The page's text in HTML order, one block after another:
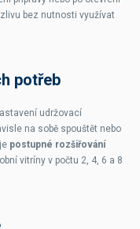
bez nutnosti využívat
potřeb
udržovací
na sobě spouštět nebo
postupné rozšiřování
vitríny v počtu 2, 4, 6 a 8